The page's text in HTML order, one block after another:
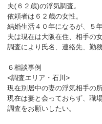
夫(６２歳)の浮気調査。
依頼者は６２歳の女性。
結婚生活４０年になるが、５
夫は現在は大阪在住、相手の
調査により氏名、連絡先、勤
６相談事例
<調査エリア・石川>
現在別居中の妻の浮気相手の所
現在は妻と会っておらず、職
調査をお願いしたい。